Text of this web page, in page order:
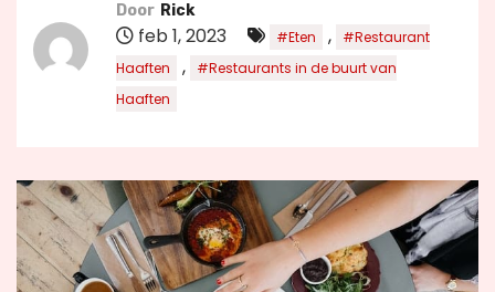
Door Rick
feb 1, 2023 #Eten ,
#Restaurant
Haaften
,
#Restaurants in de buurt van
Haaften